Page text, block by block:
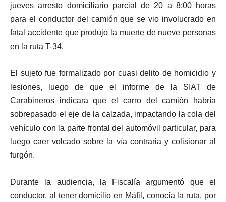
juevesarresto domiciliario parcial de 20 a 8:00 horas
para el conductor del camión que se vio involucrado en
fatal accidente que produjo la muerte de nueve personas
en la ruta T-34.
El sujeto fue formalizado por cuasi delito de homicidio y
lesiones, luego de que el informe de la SIAT de
Carabineros indicara que el carro del camión habría
sobrepasado el eje de la calzada, impactando la cola del
vehículo con la parte frontal del automóvil particular, para
luego caer volcado sobre la vía contraria y colisionar al
furgón.
Durante la audiencia,
la Fiscalía argumentó que el
conductor, al tener domicilio en Máfil, conocía la ruta, por